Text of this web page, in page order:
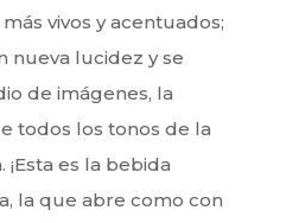
vivos y acentuados;
nueva lucidez y se
de imágenes, la
todos los tonos de la
es la bebida
la que abre como con